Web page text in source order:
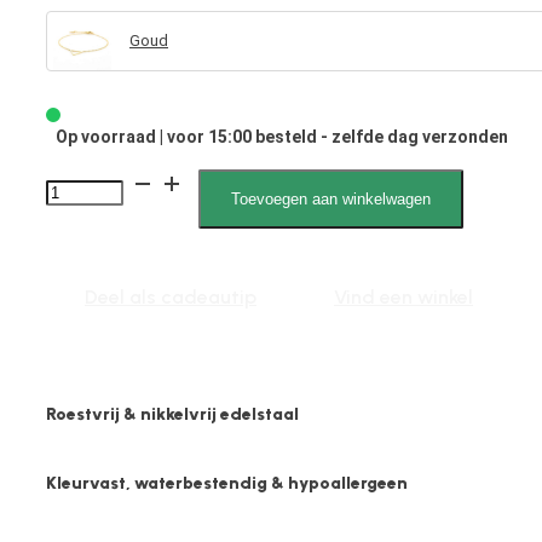
Goud
Op voorraad | voor 15:00 besteld - zelfde dag verzonden
2636
Toevoegen aan winkelwagen
Roestvrij & nikkelvrij edelstaal
Kleurvast, waterbestendig & hypoallergeen